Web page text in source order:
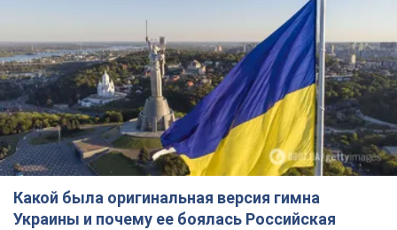
Какой была оригинальная версия гимна
Украины и почему ее боялась Российская